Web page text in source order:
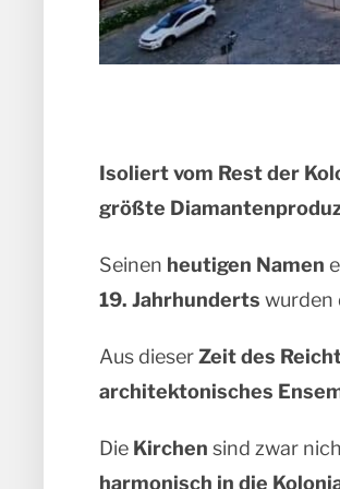
Isoliert vom Rest der
größte
Seinen heutigen Namen
19. Jahrhunderts wurden
Aus dieserZeit des
architektonisches
Die Kirchen sind zwar
harmonisch in die